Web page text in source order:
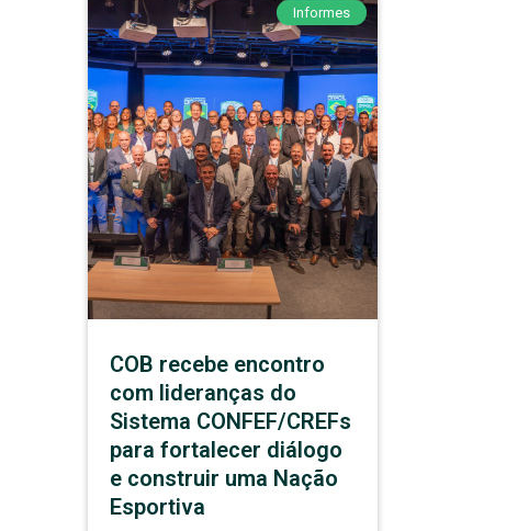
Informes
COB recebe encontro
com lideranças do
Sistema CONFEF/CREFs
para fortalecer diálogo
e construir uma Nação
Esportiva